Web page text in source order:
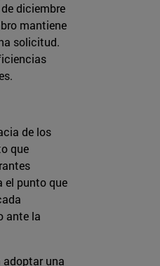
diciembre
mantiene
solicitud.
de los
que
el punto que
ante la
adoptar una